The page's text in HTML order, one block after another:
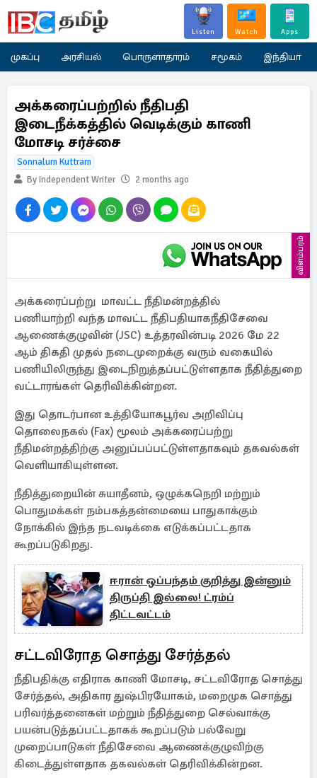
Listen Watch Apps
முகப்பு அரசியல் பொருளாதாரம் சமூகம் இந்தியா
அக்கரைப்பற்றில் நீதிபதி
இடைநீக்கத்தில் வெடிக்கும் காணி
மோசடி சர்ச்சை
Sonnalum Kuttram
By Independent Writer
2 months ago
விளம்பரம்
அக்கரைப்பற்று மாவட்ட நீதிமன்றத்தில்
பணியாற்றி வந்த மாவட்ட நீதிபதியாகநீதிசேவை
ஆணைக்குழுவின் (JSC) உத்தரவின்படி 2026 மே 22
ஆம் திகதி முதல் நடைமுறைக்கு வரும் வகையில்
பணியிலிருந்து இடைநிறுத்தப்பட்டுள்ளதாக நீதித்துறை
வட்டாரங்கள் தெரிவிக்கின்றன.
இது தொடர்பான உத்தியோகபூர்வ அறிவிப்பு
தொலைநகல் (Fax) மூலம் அக்கரைப்பற்று
நீதிமன்றத்திற்கு அனுப்பப்பட்டுள்ளதாகவும் தகவல்கள்
வெளியாகியுள்ளன.
நீதித்துறையின் சுயாதீனம், ஒழுக்கநெறி மற்றும்
பொதுமக்கள் நம்பகத்தன்மையை பாதுகாக்கும்
நோக்கில் இந்த நடவடிக்கை எடுக்கப்பட்டதாக
கூறப்படுகிறது.
ஈரான் ஒப்பந்தம் குறித்து இன்னும்
திருப்தி இல்லை! ட்ரம்ப்
திட்டவட்டம்
சட்டவிரோத சொத்து சேர்த்தல்
நீதிபதிக்கு எதிராக காணி மோசடி, சட்டவிரோத சொத்து
சேர்த்தல், அதிகார துஷ்பிரயோகம், மறைமுக சொத்து
பரிவர்த்தனைகள் மற்றும் நீதித்துறை செல்வாக்கு
பயன்படுத்தப்பட்டதாகக் கூறப்படும் பல்வேறு
முறைப்பாடுகள் நீதிசேவை ஆணைக்குழுவிற்கு
கிடைத்துள்ளதாக தகவல்கள் தெரிவிக்கின்றன.